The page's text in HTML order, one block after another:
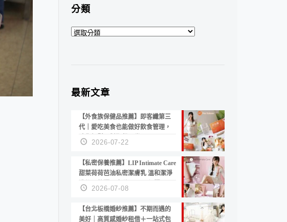
分類
分
最新文章
【外食族保健品推薦】即客纖第三
代｜愛吃美食也能做好飲食管理，
陪你輕鬆面對聚餐日常！
2026-07-22
【私密保養推薦】LIP Intimate Care
甜菜荷荷芭油私密潔膚乳 溫和潔淨
洗後不乾澀 不起泡反而更舒服！
2026-07-08
【台北板橋婚紗推薦】不期而遇的
美好｜高質感婚紗租借＋一站式包